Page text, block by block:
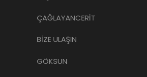
ÇAĞLAYANCERİT
BİZE ULAŞIN
GÖKSUN